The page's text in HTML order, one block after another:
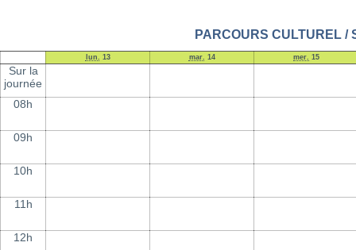
PARCOURS CULTUREL /
lun. 13 mar. 14 mer. 15
Sur la
journée
08h
09h
10h
11h
12h